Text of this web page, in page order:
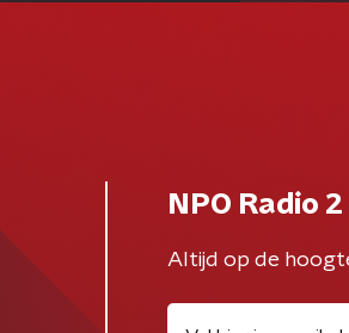
NPO Radio
Altijd op de